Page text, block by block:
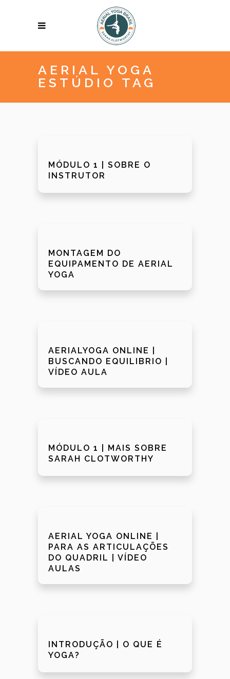
AERIAL YOGA
ESTÚDIO TAG
MÓDULO 1 | SOBRE O
INSTRUTOR
MONTAGEM DO
EQUIPAMENTO DE AERIAL
YOGA
AERIALYOGA ONLINE |
BUSCANDO EQUILIBRIO |
VÍDEO AULA
MÓDULO 1 | MAIS SOBRE
SARAH CLOTWORTHY
AERIAL YOGA ONLINE |
PARA AS ARTICULAÇÕES
DO QUADRIL | VÍDEO
AULAS
INTRODUÇÃO | O QUE É
YOGA?